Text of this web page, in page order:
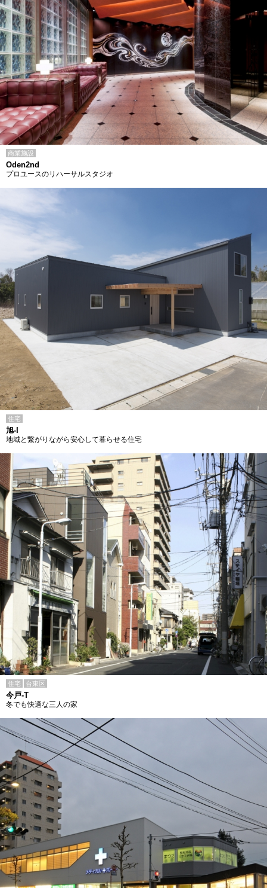
商業施設
Oden2nd
プロユースのリハーサルスタジオ
住宅
旭-I
地域と繋がりながら安心して暮らせる住宅
住宅 台東区
今戸-T
冬でも快適な三人の家